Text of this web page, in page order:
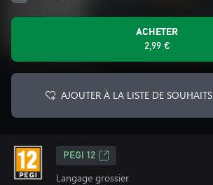
ACHETER
2,99 €
AJOUTER À LA LISTE DE SOUHAITS
PEGI 12
Langage grossier